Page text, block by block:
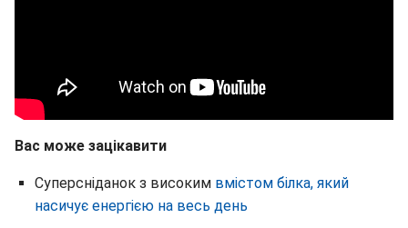
Вас може зацікавити
Суперсніданок з високим вмістом білка, який
насичує енергією на весь день